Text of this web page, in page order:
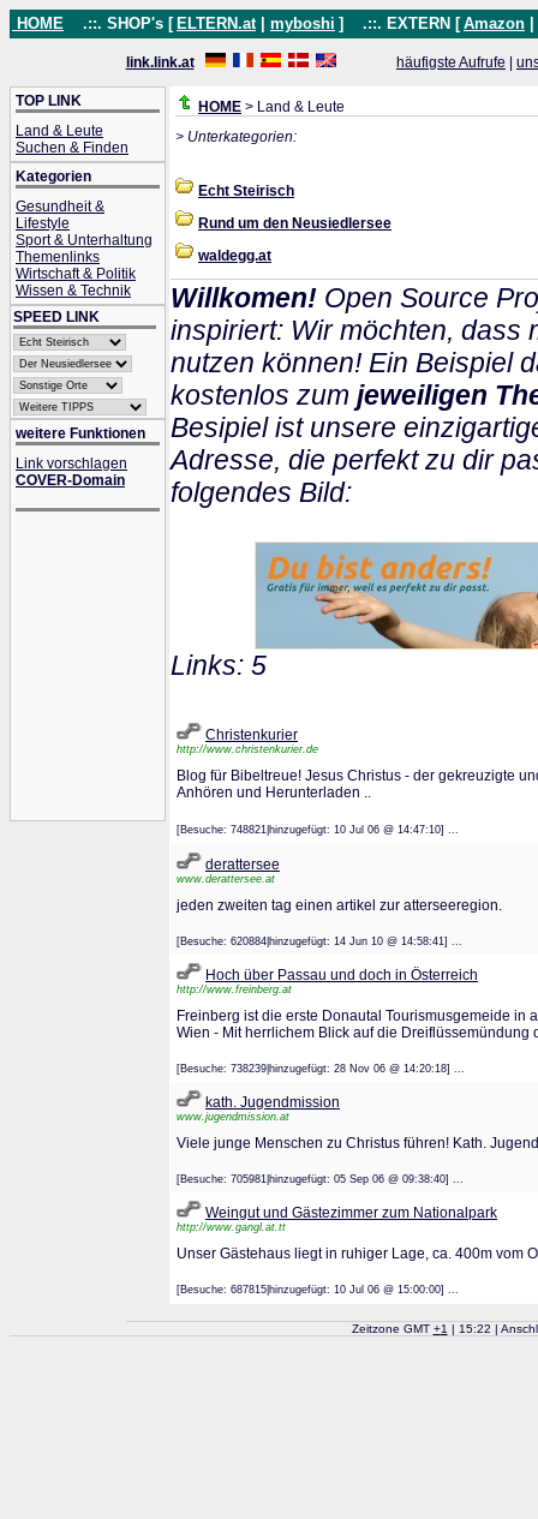
HOME .::. SHOP's [ ELTERN.at myboshi ] .::. EXTERN [ Amazon
link.link.at häufigste Aufrufe
TOP LINK
Land & Leute
Suchen & Finden
Kategorien
Gesundheit &
Lifestyle
Sport & Unterhaltung
Themenlinks
Wirtschaft & Politik
Wissen & Technik
SPEED LINK
weitere Funktionen
Link vorschlagen
COVER-Domain
HOME > Land & Leute
> Unterkategorien:
Echt Steirisch
Rund um den Neusiedlersee
waldegg.at
Willkomen! Open Source
inspiriert: Wir möchten, dass
nutzen können! Ein Beispiel
kostenlos zum jeweiligen
Besipiel ist unsere
Adresse, die perfekt zu dir
folgendes Bild:
Links: 5
Christenkurier
http://www.christenkurier.de
Blog für Bibeltreue! Jesus Christus - der gekreuzigte
Anhören und Herunterladen ..
[Besuche: 748821|hinzugefügt: 10 Jul 06 @ 14:47:10] ...
derattersee
www.derattersee.at
jeden zweiten tag einen artikel zur atterseeregion.
[Besuche: 620884|hinzugefügt: 14 Jun 10 @ 14:58:41] ...
Hoch über Passau und doch in Österreich
http://www.freinberg.at
Freinberg ist die erste Donautal Tourismusgemeide
Wien - Mit herrlichem Blick auf die Dreiflüssemündung
[Besuche: 738239|hinzugefügt: 28 Nov 06 @ 14:20:18] ...
kath. Jugendmission
www.jugendmission.at
Viele junge Menschen zu Christus führen! Kath.
[Besuche: 705981|hinzugefügt: 05 Sep 06 @ 09:38:40] ...
Weingut und Gästezimmer zum Nationalpark
http://www.gangl.at.tt
Unser Gästehaus liegt in ruhiger Lage, ca. 400m vom
[Besuche: 687815|hinzugefügt: 10 Jul 06 @ 15:00:00] ...
Zeitzone GMT +1 | 15:22 |